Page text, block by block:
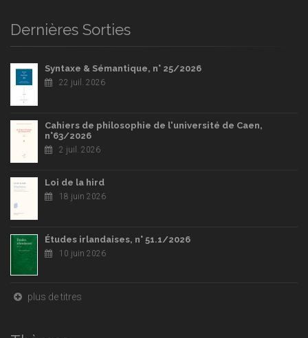
Dernières Sorties
Syntaxe & Sémantique, n° 25/2026
22 juil. 2026
Cahiers de philosophie de l'université de Caen,
n°63/2026
2 juil. 2026
Loi de la hird
18 juin 2026
Études irlandaises, n° 51.1/2026
10 juin 2026
plus de titres